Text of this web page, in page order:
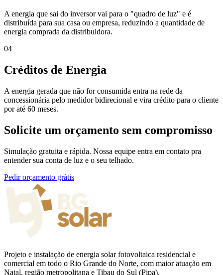
A energia que sai do inversor vai para o "quadro de luz" e é
distribuída para sua casa ou empresa, reduzindo a quantidade de
energia comprada da distribuidora.
04
Créditos de Energia
A energia gerada que não for consumida entra na rede da
concessionária pelo medidor bidirecional e vira crédito para o cliente
por até 60 meses.
Solicite um orçamento sem compromisso
Simulação gratuita e rápida. Nossa equipe entra em contato pra
entender sua conta de luz e o seu telhado.
Pedir orçamento grátis
Projeto e instalação de energia solar fotovoltaica residencial e
comercial em todo o Rio Grande do Norte, com maior atuação em
Natal, região metropolitana e Tibau do Sul (Pipa).